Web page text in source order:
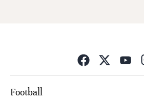
Football